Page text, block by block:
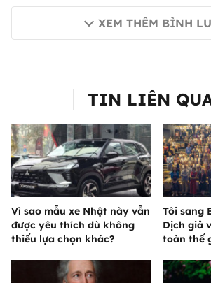
XEM THÊM BÌNH
TIN LIÊN
Vì sao mẫu xe Nhật này vẫn
được yêu thích dù không
thiếu lựa chọn khác?
Tôi sang
Dịch giả
toàn thế